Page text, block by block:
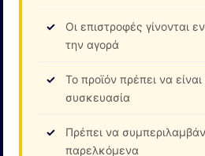
Οι επιστροφές γίνονται
την αγορά
Το προϊόν πρέπει να
συσκευασία
Πρέπει να
παρελκόμενα